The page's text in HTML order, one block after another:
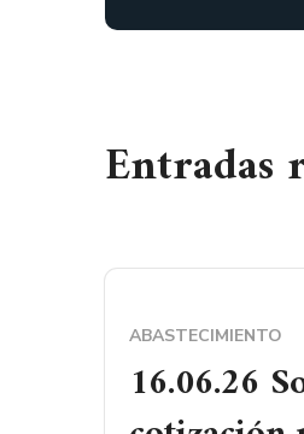
Entradas
ABASTECIMIENTO
16.06.26